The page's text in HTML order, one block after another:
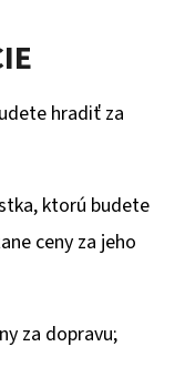
hradiť za
ktorú budete
ceny za jeho
za dopravu;